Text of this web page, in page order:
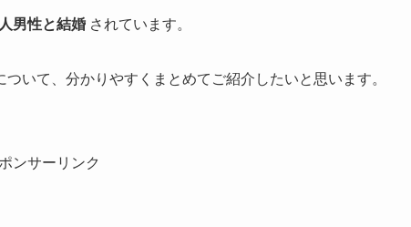
男性と結婚 されています。
ついて、分かりやすくまとめてご紹介したいと思います。
ンサーリンク